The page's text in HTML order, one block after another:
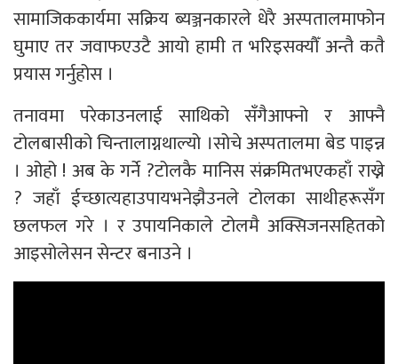
सामाजिककार्यमा सक्रिय ब्यञ्जनकारले धेरै अस्पतालमाफोन
घुमाए तर जवाफएउटै आयो हामी त भरिइसक्यौँ अन्तै कतै
प्रयास गर्नुहोस ।
तनावमा परेकाउनलाई साथिको सँगैआफ्नो र आफ्नै
टोलबासीको चिन्तालाग्नथाल्यो ।सोचे अस्पतालमा बेड पाइन्न
। ओहो ! अब के गर्ने ?टोलकै मानिस संक्रमितभएकहाँ राख्ने
? जहाँ ईच्छात्यहाउपायभनेझैउनले टोलका साथीहरूसँग
छलफल गरे । र उपायनिकाले टोलमै अक्सिजनसहितको
आइसोलेसन सेन्टर बनाउने ।